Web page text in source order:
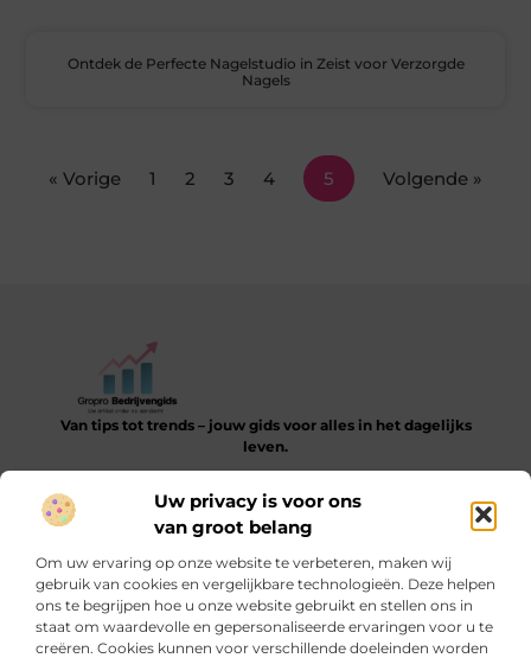
Uw privacy is voor ons
van groot belang
Om uw ervaring op onze website te verbeteren, maken wij
gebruik van cookies en vergelijkbare technologieën. Deze helpen
ons te begrijpen hoe u onze website gebruikt en stellen ons in
staat om waardevolle en gepersonaliseerde ervaringen voor u te
creëren. Cookies kunnen voor verschillende doeleinden worden
Ontdek de Perfecte Nagelstudio in Zeist voor Verzorgde
Nagels
« Vorige 1 2 3 4 5 Volgende »
Van tips tot trends – jouw gids voor alles in het dagelijks
leven.
helpen bij het ontdekken, leren en verbeteren van je dagelijkse
routine.
Bericht categorie